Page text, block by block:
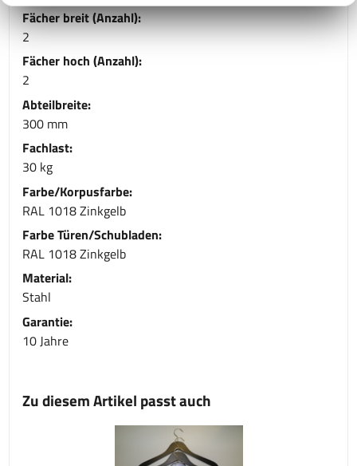
Fächer breit (Anzahl):
2
Fächer hoch (Anzahl):
2
Abteilbreite:
300 mm
Fachlast:
30 kg
Farbe/Korpusfarbe:
RAL 1018 Zinkgelb
Farbe Türen/Schubladen:
RAL 1018 Zinkgelb
Material:
Stahl
Garantie:
10 Jahre
Zu diesem Artikel passt auch